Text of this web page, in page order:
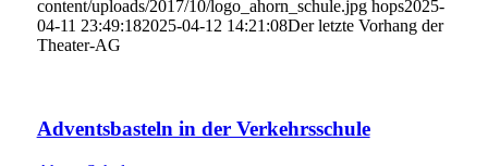
content/uploads/2017/10/logo_ahorn_schule.jpg hops2025-
04-11 23:49:182025-04-12 14:21:08Der letzte Vorhang der
Theater-AG
Adventsbasteln in der Verkehrsschule